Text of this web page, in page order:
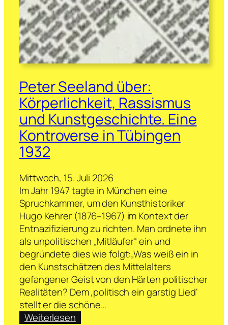
Peter Seeland über:
Körperlichkeit, Rassismus
und Kunstgeschichte. Eine
Kontroverse in Tübingen
1932
Mittwoch, 15. Juli 2026
Im Jahr 1947 tagte in München eine
Spruchkammer, um den Kunsthistoriker
Hugo Kehrer (1876–1967) im Kontext der
Entnazifizierung zu richten. Man ordnete ihn
als unpolitischen „Mitläufer“ ein und
begründete dies wie folgt:„Was weiß ein in
den Kunstschätzen des Mittelalters
gefangener Geist von den Härten politischer
Realitäten? Dem ‚politisch ein garstig Lied‘
stellt er die schöne…
Weiterlesen: